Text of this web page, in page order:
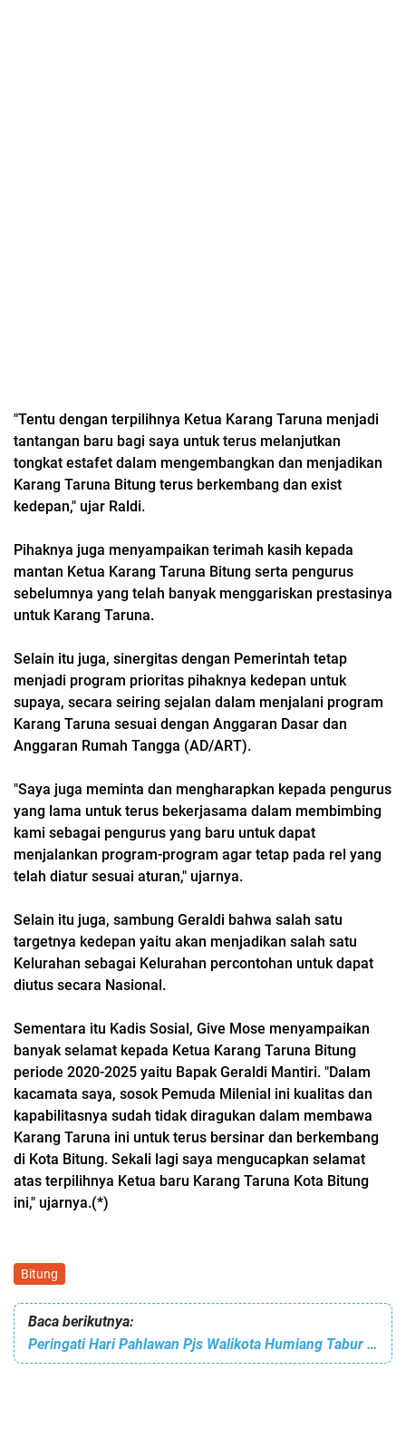
"Tentu dengan terpilihnya Ketua Karang Taruna menjadi
tantangan baru bagi saya untuk terus melanjutkan
tongkat estafet dalam mengembangkan dan menjadikan
Karang Taruna Bitung terus berkembang dan exist
kedepan," ujar Raldi.
Pihaknya juga menyampaikan terimah kasih kepada
mantan Ketua Karang Taruna Bitung serta pengurus
sebelumnya yang telah banyak menggariskan prestasinya
untuk Karang Taruna.
Selain itu juga, sinergitas dengan Pemerintah tetap
menjadi program prioritas pihaknya kedepan untuk
supaya, secara seiring sejalan dalam menjalani program
Karang Taruna sesuai dengan Anggaran Dasar dan
Anggaran Rumah Tangga (AD/ART).
"Saya juga meminta dan mengharapkan kepada pengurus
yang lama untuk terus bekerjasama dalam membimbing
kami sebagai pengurus yang baru untuk dapat
menjalankan program-program agar tetap pada rel yang
telah diatur sesuai aturan," ujarnya.
Selain itu juga, sambung Geraldi bahwa salah satu
targetnya kedepan yaitu akan menjadikan salah satu
Kelurahan sebagai Kelurahan percontohan untuk dapat
diutus secara Nasional.
Sementara itu Kadis Sosial, Give Mose menyampaikan
banyak selamat kepada Ketua Karang Taruna Bitung
periode 2020-2025 yaitu Bapak Geraldi Mantiri. "Dalam
kacamata saya, sosok Pemuda Milenial ini kualitas dan
kapabilitasnya sudah tidak diragukan dalam membawa
Karang Taruna ini untuk terus bersinar dan berkembang
di Kota Bitung. Sekali lagi saya mengucapkan selamat
atas terpilihnya Ketua baru Karang Taruna Kota Bitung
ini," ujarnya.(*)
Bitung
Baca berikutnya:
Peringati Hari Pahlawan Pjs Walikota Humiang Tabur Bunga di Selat Lembeh